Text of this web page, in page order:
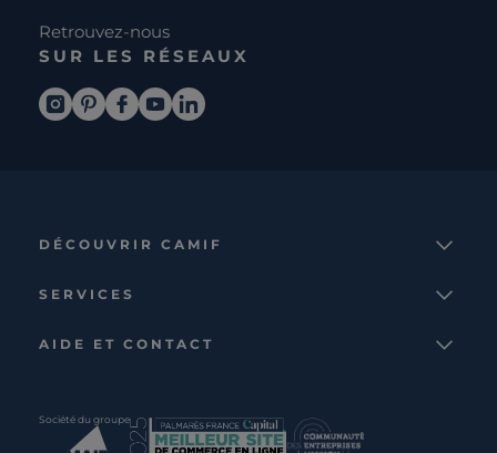
Retrouvez-nous
SUR LES RÉSEAUX
DÉCOUVRIR CAMIF
Nos collections
Boutique
SERVICES
Carte cadeau Camif
AIDE ET CONTACT
Aide et foire aux questions
Société du groupe